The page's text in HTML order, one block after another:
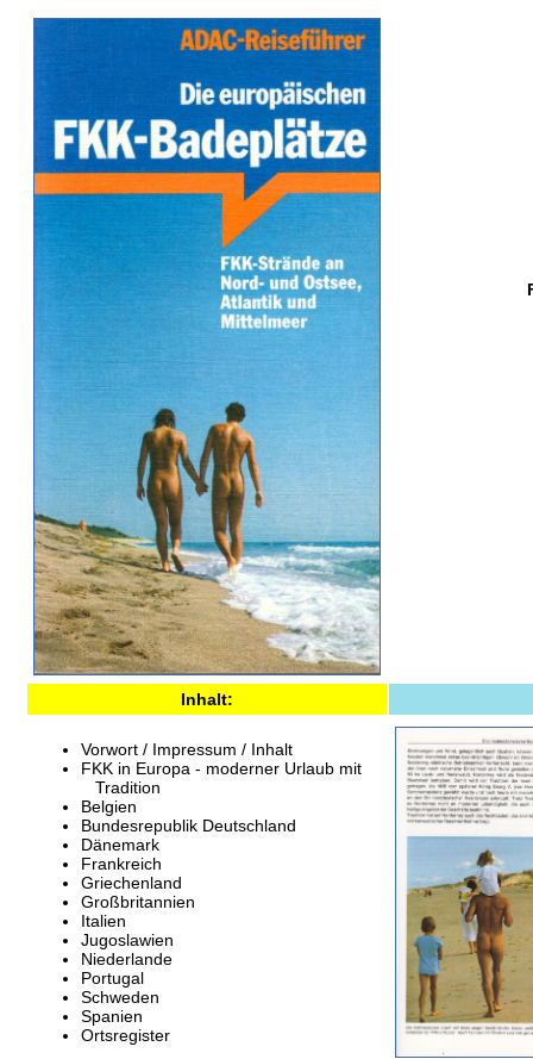
Inhalt:
Vorwort / Impressum / Inhalt
FKK in Europa - moderner Urlaub mit
Tradition
Belgien
Bundesrepublik Deutschland
Dänemark
Frankreich
Griechenland
Großbritannien
Italien
Jugoslawien
Niederlande
Portugal
Schweden
Spanien
Ortsregister